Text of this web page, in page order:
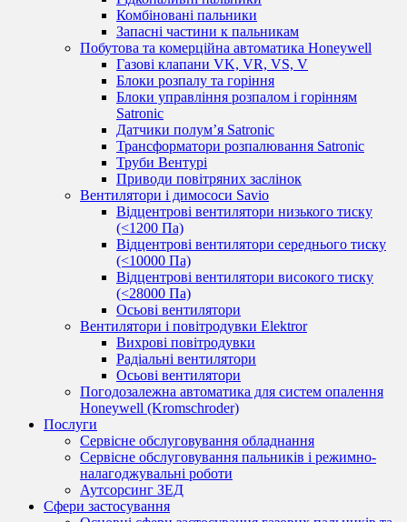
Комбіновані пальники
Запасні частини к пальникам
Побутова та комерційна автоматика Honeywell
Газові клапани VK, VR, VS, V
Блоки розпалу та горіння
Блоки управління розпалом і горінням
Satronic
Датчики полум’я Satronic
Трансформатори розпалювання Satronic
Труби Вентурі
Приводи повітряних заслінок
Вентилятори і димососи Savio
Відцентрові вентилятори низького тиску
(<1200 Па)
Відцентрові вентилятори середнього тиску
(<10000 Па)
Відцентрові вентилятори високого тиску
(<28000 Па)
Осьові вентилятори
Вентилятори і повітродувки Elektror
Вихрові повітродувки
Радіальні вентилятори
Осьові вентилятори
Погодозалежна автоматика для систем опалення
Honeywell (Kromschroder)
Послуги
Сервісне обслуговування обладнання
Сервісне обслуговування пальників і режимно-
налагоджувальні роботи
Аутсорсинг ЗЕД
Сфери застосування